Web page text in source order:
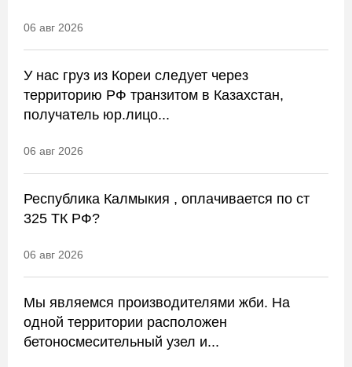
06 авг 2026
У нас груз из Кореи следует через
территорию РФ транзитом в Казахстан,
получатель юр.лицо...
06 авг 2026
Республика Калмыкия , оплачивается по ст
325 ТК РФ?
06 авг 2026
Мы являемся производителями жби. На
одной территории расположен
бетоносмесительный узел и...